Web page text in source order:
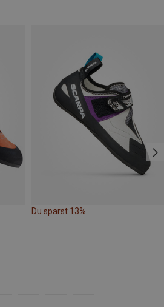
Du sparst 13%